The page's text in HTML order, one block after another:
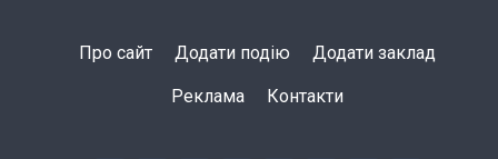
Про сайт Додати подію Додати заклад
Реклама Контакти